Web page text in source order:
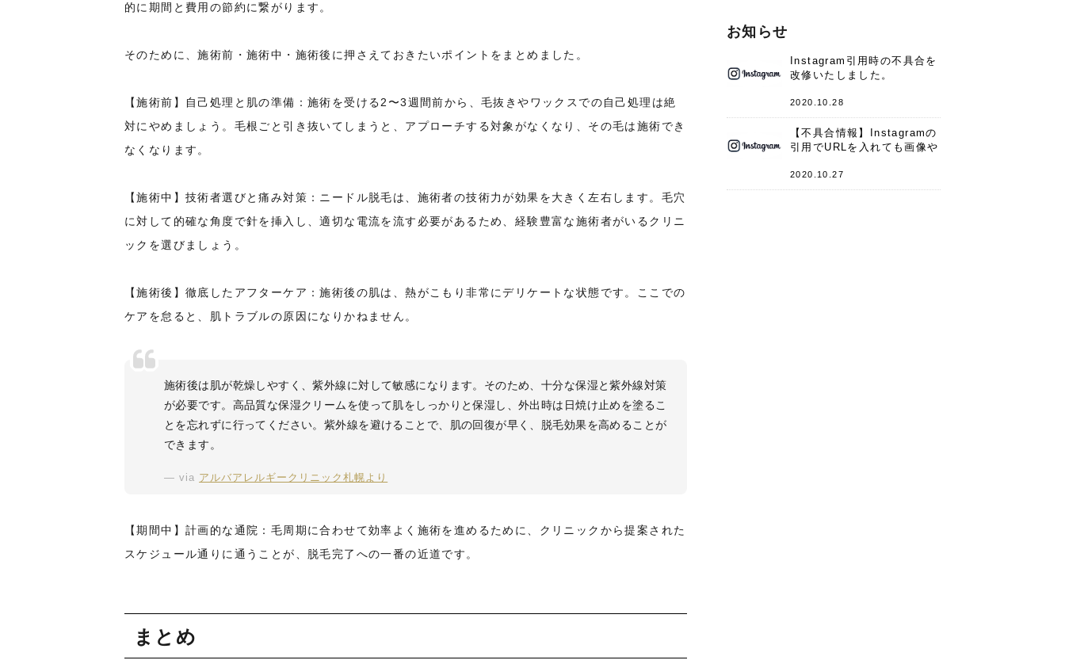
的に期間と費用の節約に繋がります。
そのために、施術前・施術中・施術後に押さえておきたいポイントをまとめました。
【施術前】自己処理と肌の準備：施術を受ける2〜3週間前から、毛抜きやワックスでの自己処理は絶
対にやめましょう。毛根ごと引き抜いてしまうと、アプローチする対象がなくなり、その毛は施術でき
なくなります。
【施術中】技術者選びと痛み対策：ニードル脱毛は、施術者の技術力が効果を大きく左右します。毛穴
に対して的確な角度で針を挿入し、適切な電流を流す必要があるため、経験豊富な施術者がいるクリニ
ックを選びましょう。
【施術後】徹底したアフターケア：施術後の肌は、熱がこもり非常にデリケートな状態です。ここでの
ケアを怠ると、肌トラブルの原因になりかねません。
施術後は肌が乾燥しやすく、紫外線に対して敏感になります。そのため、十分な保湿と紫外線対策
が必要です。高品質な保湿クリームを使って肌をしっかりと保湿し、外出時は日焼け止めを塗るこ
とを忘れずに行ってください。紫外線を避けることで、肌の回復が早く、脱毛効果を高めることが
できます。
via アルバアレルギークリニック札幌より
【期間中】計画的な通院：毛周期に合わせて効率よく施術を進めるために、クリニックから提案された
スケジュール通りに通うことが、脱毛完了への一番の近道です。
まとめ
お知らせ
Instagram引用時の不具合を
改修いたしました。
2020.10.28
【不具合情報】Instagramの
引用でURLを入れても画像や
件
2020.10.27